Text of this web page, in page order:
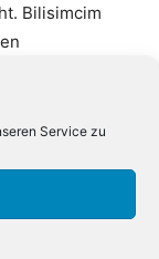
Service zu
Bilisimcim
öffnet
auf einen